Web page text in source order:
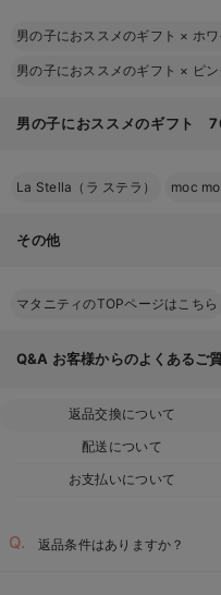
男の子におススメのギフト × ホ
男の子におススメのギフト × ピ
男の子におススメのギフト
La Stella（ラ ステラ） moc
その他
マタニティのTOPページはこちら
Q&A お客様からのよくあるご
返品交換について
配送について
お支払いについて
返品条件はありますか？